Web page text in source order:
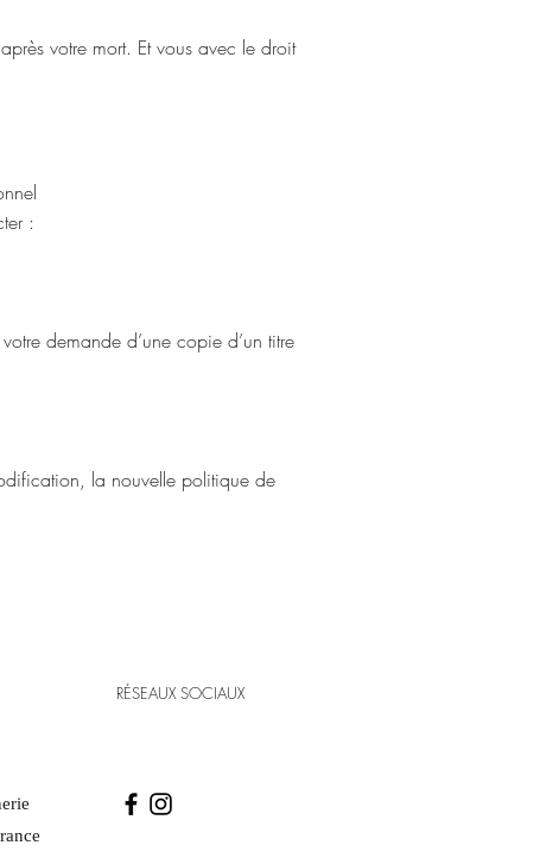
votre mort. Et vous avec le droit
:
demande d’une copie d’un titre
la nouvelle politique de
RÉSEAUX SOCIAUX